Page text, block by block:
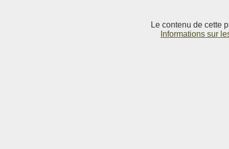
Le contenu de cette
Informations sur